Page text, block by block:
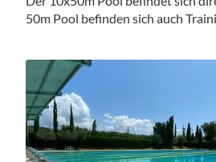
50m Pool befinden sich auch